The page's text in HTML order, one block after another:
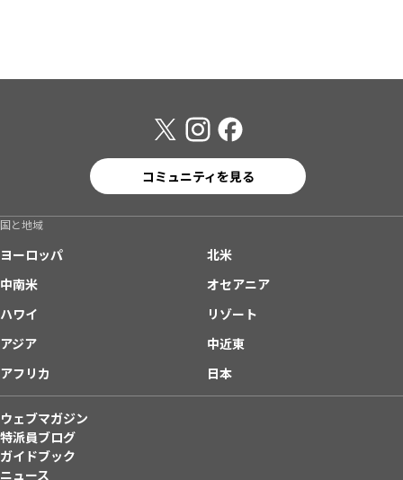
コミュニティを見る
国と地域
ヨーロッパ
北米
中南米
オセアニア
ハワイ
リゾート
アジア
中近東
アフリカ
日本
ウェブマガジン
特派員ブログ
ガイドブック
ニュース